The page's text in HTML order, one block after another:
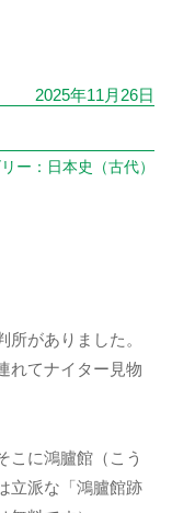
2025年11月26日
ー： 日本史（古代）
がありました。
れてナイター見物
に鴻臚館（こう
立派な「鴻臚館跡